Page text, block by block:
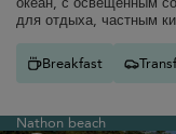
для отдыха, частным
Breakfast
Nathon beach